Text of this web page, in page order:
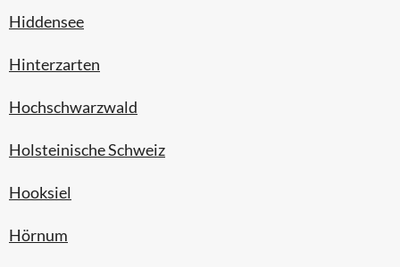
Hiddensee
Hinterzarten
Hochschwarzwald
Holsteinische Schweiz
Hooksiel
Hörnum